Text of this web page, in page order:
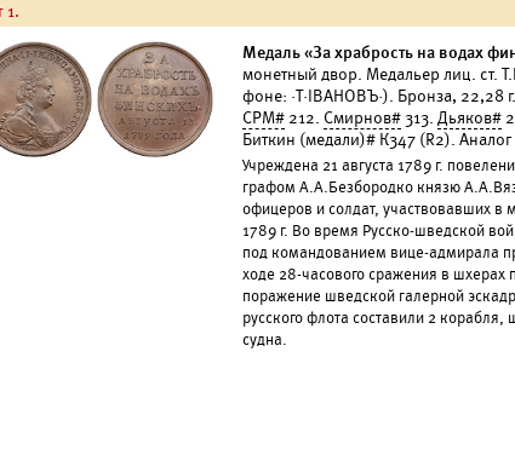
1.
Медаль «За храбрость на водах
монетный двор. Медальер лиц. ст.
фоне: ·Т·IВАНОВЪ·). Бронза, 22,28
СРМ# 212. Смирнов#313. Дьяков#
Биткин (медали)# К347 (R2).
Учреждена 21 августа 1789 г.
графом А.А.Безбородко князю
офицеров и солдат, участвовавших в
1789 г. Во время Русско-шведской
под командованием вице-адмирала
ходе 28-часового сражения в
поражение шведской галерной
русского флота составили 2
судна.